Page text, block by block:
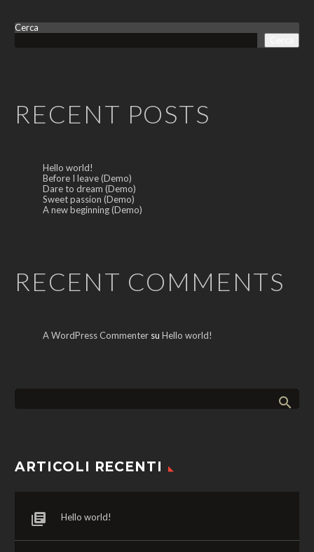
Cerca
RECENT POSTS
Hello world!
Before I leave (Demo)
Dare to dream (Demo)
Sweet passion (Demo)
A new beginning (Demo)
RECENT COMMENTS
A WordPress Commenter su Hello world!
ARTICOLI RECENTI
Hello world!